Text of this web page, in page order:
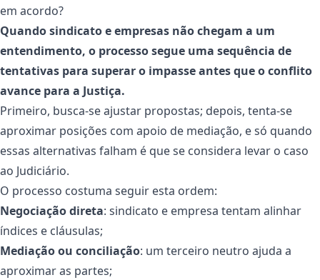
em acordo?
Quando sindicato e empresas não chegam a um
entendimento, o processo segue uma sequência de
tentativas para superar o impasse antes que o conflito
avance para a Justiça.
Primeiro, busca-se ajustar propostas; depois, tenta-se
aproximar posições com apoio de mediação, e só quando
essas alternativas falham é que se considera levar o caso
ao Judiciário.
O processo costuma seguir esta ordem:
Negociação direta: sindicato e empresa tentam alinhar
índices e cláusulas;
Mediação ou conciliação: um terceiro neutro ajuda a
aproximar as partes;